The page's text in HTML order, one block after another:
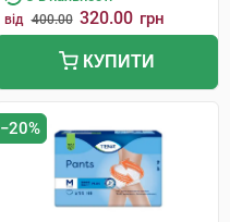
від 400.00 320.00 грн
КУПИТИ
−20%